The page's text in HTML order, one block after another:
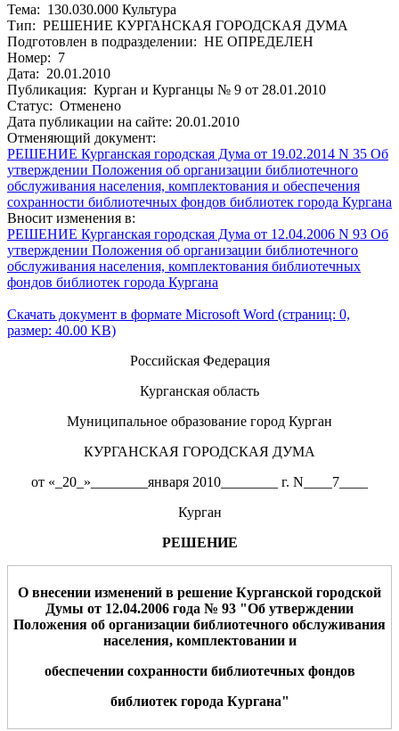
Тема: 130.030.000 Культура
Тип: РЕШЕНИЕ КУРГАНСКАЯ ГОРОДСКАЯ ДУМА
Подготовлен в подразделении: НЕ ОПРЕДЕЛЕН
Номер: 7
Дата: 20.01.2010
Публикация: Курган и Курганцы № 9 от 28.01.2010
Статус: Отменено
Дата публикации на сайте: 20.01.2010
Отменяющий документ:
РЕШЕНИЕ Курганская городская Дума от 19.02.2014 N 35 Об
утверждении Положения об организации библиотечного
обслуживания населения, комплектования и обеспечения
сохранности библиотечных фондов библиотек города Кургана
Вносит изменения в:
РЕШЕНИЕ Курганская городская Дума от 12.04.2006 N 93 Об
утверждении Положения об организации библиотечного
обслуживания населения, комплектования библиотечных
фондов библиотек города Кургана
Скачать документ в формате Microsoft Word (страниц: 0,
размер: 40.00 KB)
Российская Федерация
Курганская область
Муниципальное образование город Курган
КУРГАНСКАЯ ГОРОДСКАЯ ДУМА
от «_20_»________января 2010________ г. N____7____
Курган
РЕШЕНИЕ
О внесении изменений в решение Курганской городской
Думы от 12.04.2006 года № 93 "Об утверждении
Положения об организации библиотечного обслуживания
населения, комплектовании и
обеспечении сохранности библиотечных фондов
библиотек города Кургана"